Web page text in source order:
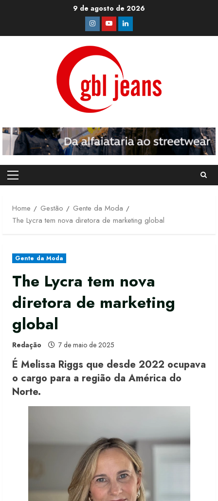
9 de agosto de 2026
Instagram
YoutubeLinkedin
Primary
Home
Gestão
Gente da Moda
The Lycra tem nova diretora de marketing global
Gente da Moda
The Lycra tem nova
diretora de marketing
global
Redação 7 de maio de 2025
É Melissa Riggs que desde 2022 ocupava
o cargo para a região da América do
Norte.